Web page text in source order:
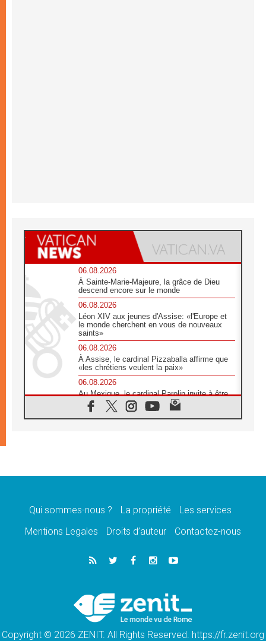
06.08.2026
À Sainte-Marie-Majeure, la grâce de Dieu
descend encore sur le monde
06.08.2026
Léon XIV aux jeunes d'Assise: «l'Europe et
le monde cherchent en vous de nouveaux
saints»
06.08.2026
À Assise, le cardinal Pizzaballa affirme que
«les chrétiens veulent la paix»
06.08.2026
Au Mexique, le cardinal Parolin invite à être
aux côtés des marginalisées
06.08.2026
l'espérance» affirme Mgr Tróccoli
Le nonce en Ukraine: «Il est inquiétant
05.08.2026
Léon XIV au Pérou, une lueur d'espoir pour
SCEAM: L'Église en Afrique vers
l'Assemblée ecclésiale de 2028 depuis
Addis-Abeba
Qui sommes-nous ? La propriété
Les services
Mentions Legales
Droits d’auteur Contactez-nous
Copyright © 2026 ZENIT. All Rights Reserved. https://fr.zenit.org